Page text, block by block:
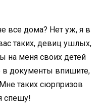
все дома? Нет уж, я в
таких, девиц ушлых,
на меня своих детей
документы впишите,
таких сюрпризов
спешу!